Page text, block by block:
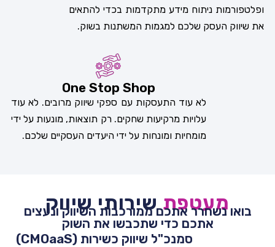
ופלטפורמות ניתוח מידע מתקדמות בכדי להתאים
את שיווק העסק שלכם למגמות המשתנות בשוק.
One Stop Shop
לא עוד התעסקות עם ספקי שיווק מרובים. לא עוד
עלויות מרקיעות שחקים. רק תוצאות, מונעות על ידי
מומחיות ומונחות על ידי היעדים העסקיים שלכם.
מעטפתשירותי שיווק
בואו נשחרר אתכם ממורכבות השיווק ונעצים
אתכם כדי שתכבשו את השוק
סמנכ"ל שיווק כשירות (CMOaaS)